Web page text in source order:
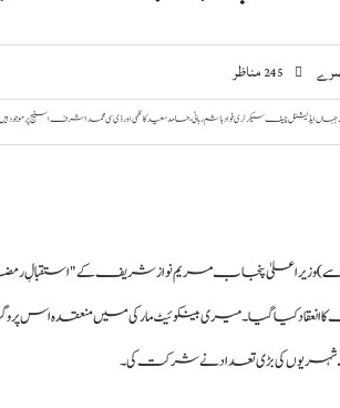
245مناظر
وزیراعلیٰ پنجاب مریم نواز شریف کے "استقبالِ
کیا گیا۔ میری بینکوئیٹ مارکی میں منعقدہ اس
شہریوں کی بڑی تعداد نے شرکت کی۔